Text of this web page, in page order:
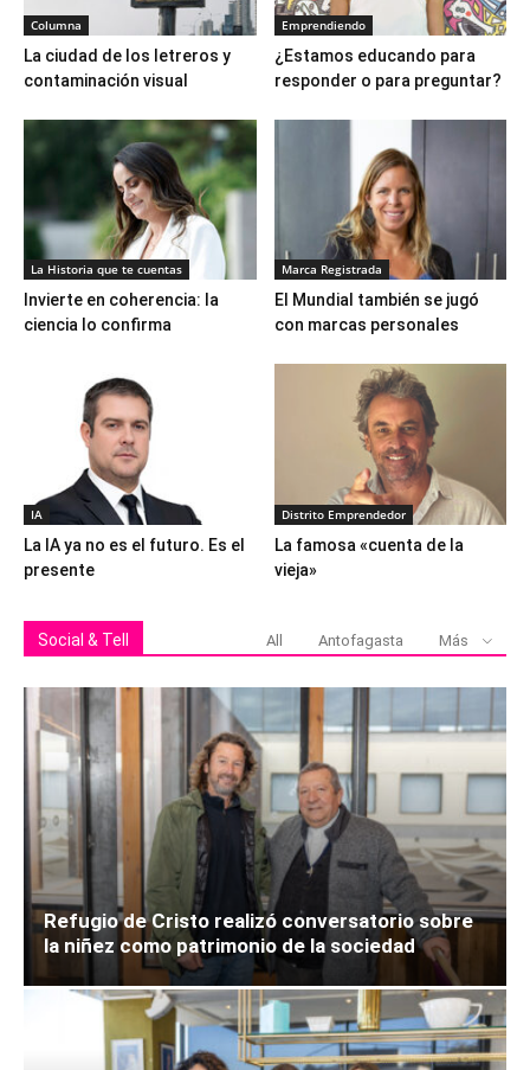
Columna
La ciudad de los letreros y
contaminación visual
Emprendiendo
¿Estamos educando para
responder o para preguntar?
La Historia que te cuentas
Invierte en coherencia: la
ciencia lo confirma
Marca Registrada
El Mundial también se jugó
con marcas personales
IA
La IA ya no es el futuro. Es el
presente
Distrito Emprendedor
La famosa «cuenta de la
vieja»
Social & Tell All Antofagasta Más
Refugio de Cristo realizó conversatorio sobre
la niñez como patrimonio de la sociedad